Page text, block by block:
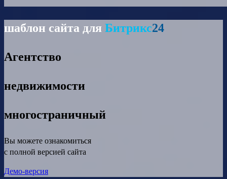
шаблон сайта для Битрикс24
Агентство
недвижимости
многостраничный
Вы можете ознакомиться
с полной версией сайта
Демо-версия